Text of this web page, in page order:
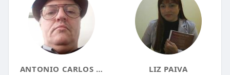
ANTONIO CARLOS BERNARDELLI LIZ PAIVA